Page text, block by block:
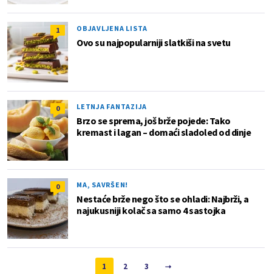
1 OBJAVLJENA LISTA
Ovo su najpopularniji slatkiši na svetu
0 LETNJA FANTAZIJA
Brzo se sprema, još brže pojede: Tako
kremast i lagan – domaći sladoled od dinje
0 MA, SAVRŠEN!
Nestaće brže nego što se ohladi: Najbrži, a
najukusniji kolač sa samo 4 sastojka
1 2 3